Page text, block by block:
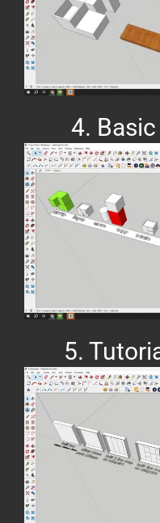
4.
5.